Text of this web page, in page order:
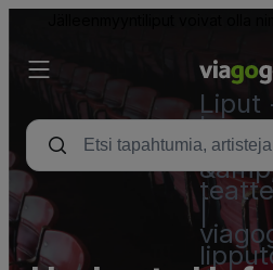
Liput